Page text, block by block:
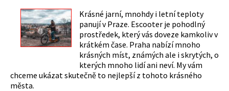
Krásné jarní, mnohdy i letní teploty
panují v Praze. Escooter je pohodlný
prostředek, který vás doveze kamkoliv v
krátkém čase. Praha nabízí mnoho
krásných míst, známých ale i skrytých, o
kterých mnoho lidí ani neví. My vám
chceme ukázat skutečně to nejlepší z tohoto krásného
města.